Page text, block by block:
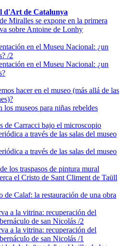
d'Art de Catalunya
Miralles se expone en la primera
sobre Antoine de Lonhy
en el Museu Nacional: ¿un
/2
en el Museu Nacional: ¿un
hacer en el museo (más allá de las
los museos para niñas rebeldes
de Carracci bajo el microscopio
a través de las salas del museo
a través de las salas del museo
los traspasos de pintura mural
el Cristo de Sant Climent de Taüll
de Calaf: la restauración de una obra
a la vitrina: recuperación del
de san Nicolás /2
a la vitrina: recuperación del
de san Nicolás /1